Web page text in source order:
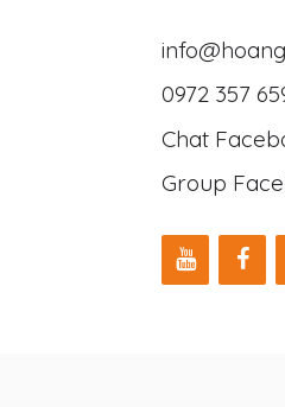
0972 357
Chat
Group